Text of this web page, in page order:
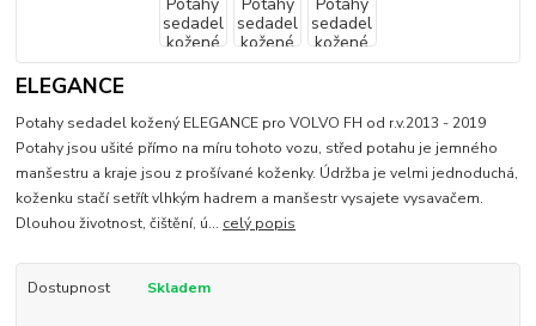
ELEGANCE
Potahy sedadel kožený ELEGANCE pro VOLVO FH od r.v.2013 - 2019
Potahy jsou ušité přímo na míru tohoto vozu, střed potahu je jemného
manšestru a kraje jsou z prošívané koženky. Údržba je velmi jednoduchá,
koženku stačí setřít vlhkým hadrem a manšestr vysajete vysavačem.
Dlouhou životnost, čištění, ú... celý popis
Dostupnost Skladem